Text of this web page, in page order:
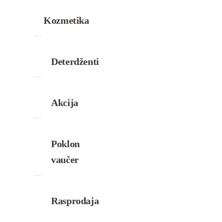
Kozmetika
Deterdženti
Akcija
Poklon
vaučer
Rasprodaja